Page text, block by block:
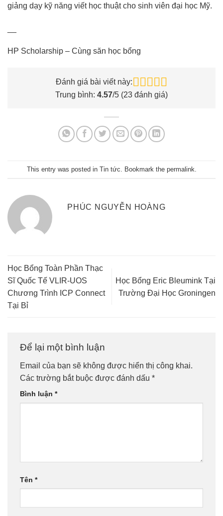
giảng dạy kỹ năng viết học thuật cho sinh viên đại học Mỹ.
HP Scholarship – Cùng săn học bổng
Đánh giá bài viết này:
Trung bình: 4.57/5 (23 đánh giá)
This entry was posted in Tin tức . Bookmark the permalink
PHÚC NGUYỄN HOÀNG
Học Bổng Toàn Phần Thạc
Sĩ Quốc Tế VLIR-UOS
Chương Trình ICP Connect
Tại Bỉ
Học Bổng Eric Bleumink Tại
Trường Đại Học Groningen
Để lại một bình luận
Email của bạn sẽ không được hiển thị công khai.
Các trường bắt buộc được đánh dấu *
Bình luận *
Tên *